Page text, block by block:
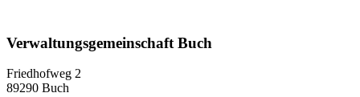
Verwaltungsgemeinschaft Buch
Friedhofweg 2
89290 Buch